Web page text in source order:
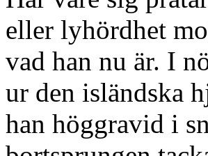
eller lyhördhet
vad han nu är. I
ur den isländska
han höggravid i